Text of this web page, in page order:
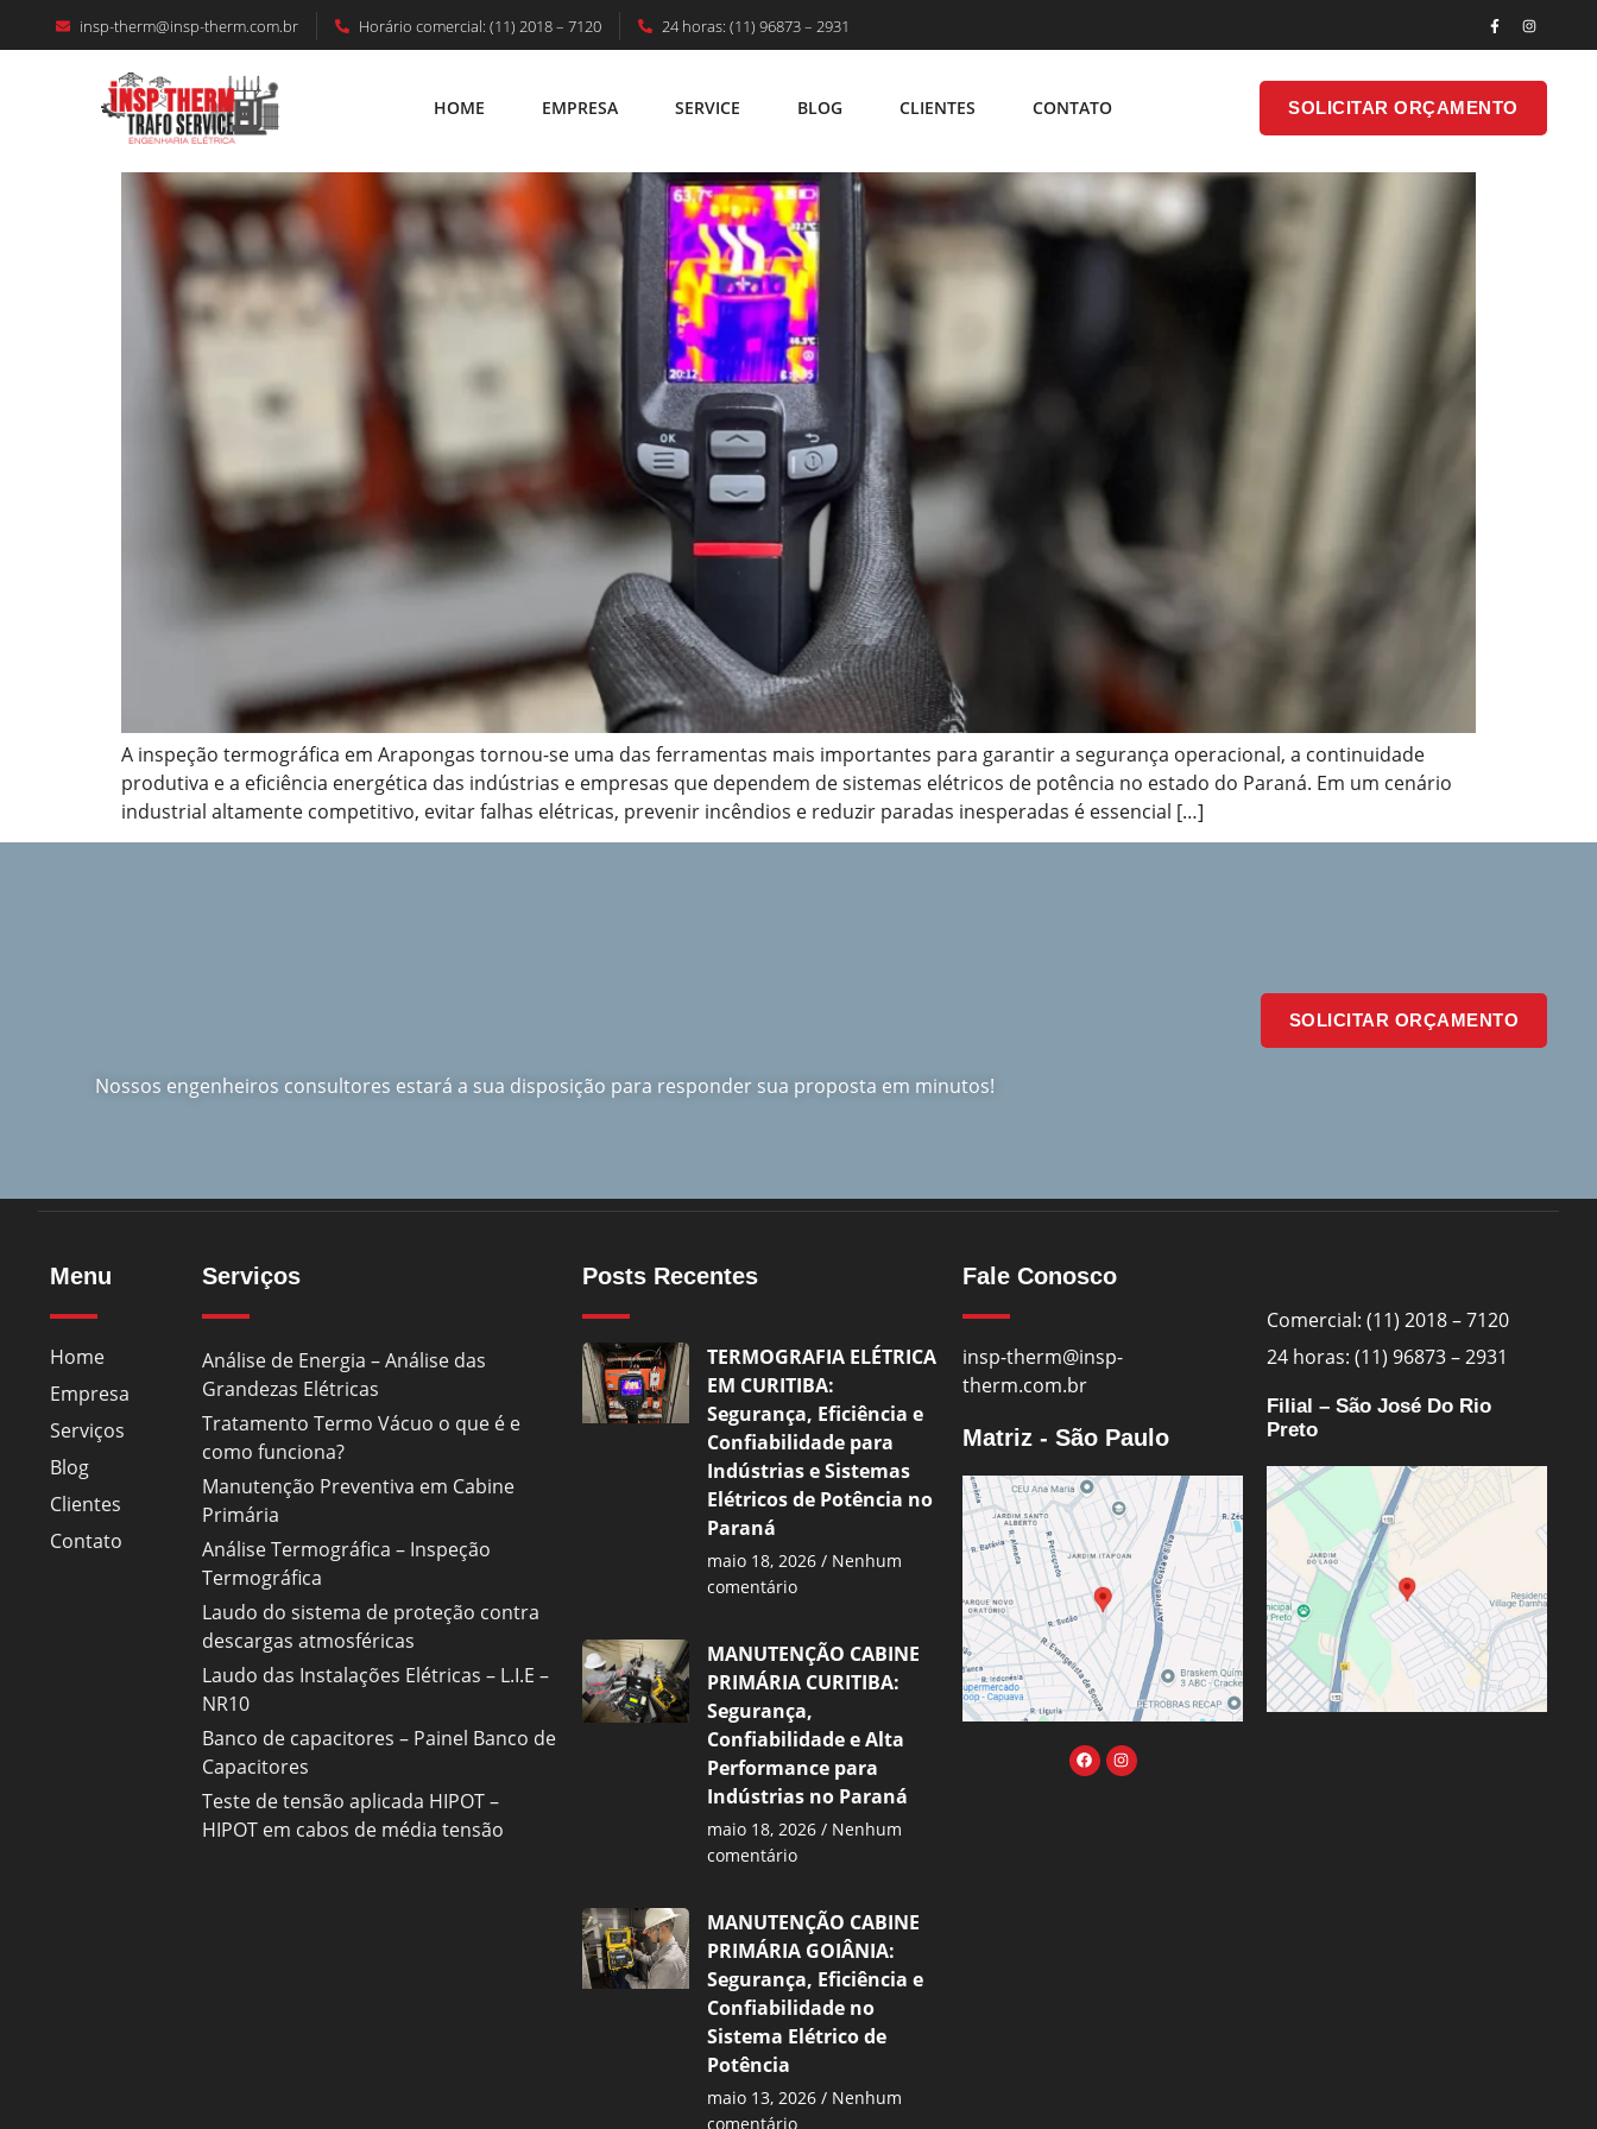
insp-therm@insp-therm.com.br Horário comercial: (11) 2018 – 7120 24 horas: (11) 96873 – 2931
HOME EMPRESA SERVICE BLOG CLIENTES CONTATO SOLICITAR ORÇAMENTO
HOME EMPRESA SERVICE BLOG CLIENTES CONTATO
SOLICITAR
ORÇAMENTO
INSPEÇÃO TERMOGRÁFICA EM ARAPONGAS: Segurança, Eficiência E Confiabilidade Para Indústrias E Sistemas
Elétricos De Potência No Paraná.
A inspeção termográfica em Arapongas tornou-se uma das ferramentas mais importantes para garantir a segurança operacional, a continuidade
produtiva e a eficiência energética das indústrias e empresas que dependem de sistemas elétricos de potência no estado do Paraná. Em um cenário
industrial altamente competitivo, evitar falhas elétricas, prevenir incêndios e reduzir paradas inesperadas é essencial […]
Nossos engenheiros consultores estará a sua disposição para responder sua proposta em minutos!
SOLICITAR ORÇAMENTO
Menu
Home
Empresa
Serviços
Blog
Clientes
Contato
Serviços
Análise de Energia – Análise das
Grandezas Elétricas
Tratamento Termo Vácuo o que é e
como funciona?
Manutenção Preventiva em Cabine
Primária
Análise Termográfica – Inspeção
Termográfica
Laudo do sistema de proteção contra
descargas atmosféricas
Laudo das Instalações Elétricas – L.I.E –
NR10
Banco de capacitores – Painel Banco de
Capacitores
Teste de tensão aplicada HIPOT –
HIPOT em cabos de média tensão
Posts Recentes
TERMOGRAFIA ELÉTRICA
EM CURITIBA:
Segurança, Eficiência e
Confiabilidade para
Indústrias e Sistemas
Elétricos de Potência no
Paraná
maio 18, 2026
Nenhum
comentário
MANUTENÇÃO CABINE
PRIMÁRIA CURITIBA:
Segurança,
Confiabilidade e Alta
Performance para
Indústrias no Paraná
maio 18, 2026
Nenhum
comentário
MANUTENÇÃO CABINE
PRIMÁRIA GOIÂNIA:
Segurança, Eficiência e
Confiabilidade no
Sistema Elétrico de
Potência
maio 13, 2026
Nenhum
comentário
Fale Conosco
insp-therm@insp-
therm.com.br
Matriz - São Paulo
Comercial: (11) 2018 – 7120
24 horas: (11) 96873 – 2931
Filial – São José Do Rio
Preto